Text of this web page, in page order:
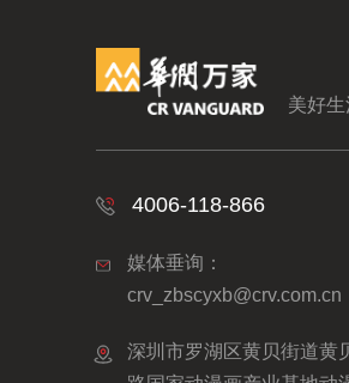
美好
4006-118-866
媒体垂询：
crv_zbscyxb@crv.com.cn
深圳市罗湖区黄贝街道黄